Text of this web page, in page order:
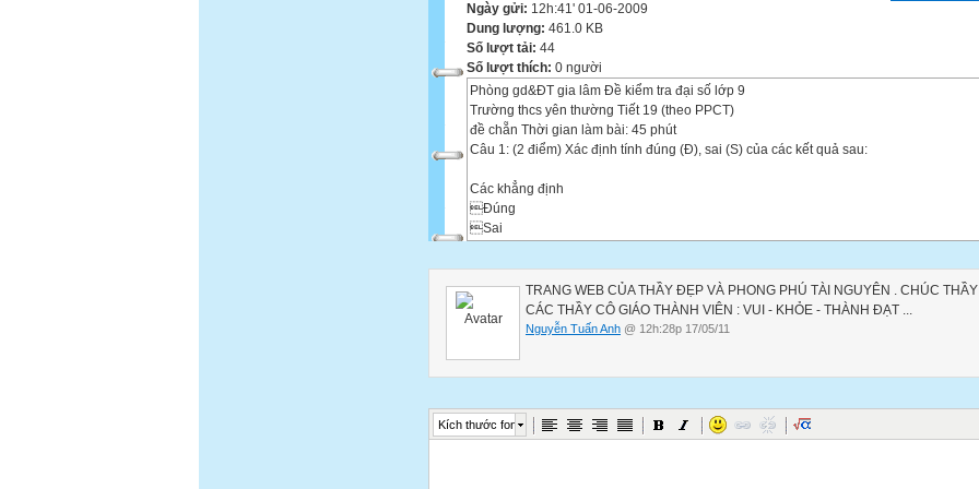
Ngày gửi: 12h:41' 01-06-2009
Dung lượng: 461.0 KB
Số lượt tải: 44
Số lượt thích: 0 người
Phòng gd&ĐT gia lâm Đề kiểm tra đại số lớp 9
Trường thcs yên thường Tiết 19 (theo PPCT)
đề chẵn Thời gian làm bài: 45 phút
Câu 1: (2 điểm) Xác định tính đúng (Đ), sai (S) của các kết quả sau:
Các khẳng định
Đúng
Sai
Phương trình x2-3=0 có nghiệm là x
xác định khi x+10
xác định khi x4

Câu 2: (2 điểm) Thực hiện phép tính
a.
TRANG WEB CỦA THẦY ĐẸP VÀ PHONG PHÚ TÀI NGUYÊN . CHÚC
CÁC THẦY CÔ GIÁO THÀNH VIÊN : VUI - KHỎE - THÀNH ĐẠT ...
Nguyễn Tuấn Anh @ 12h:28p 17/05/11
Kích thước font